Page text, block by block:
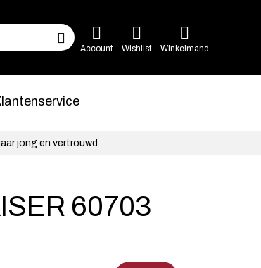
Account Wishlist Winkelmand
jong en vertrouwd
60703